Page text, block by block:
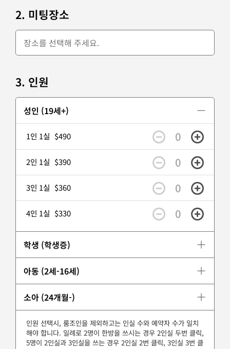
2. 미팅장소
3. 인원
성인 (19세+)
1인 1실 $490 0
2인 1실 $390 0
3인 1실 $360 0
4인 1실 $330 0
학생 (학생증)
아동 (2세-16세)
소아 (24개월-)
인원 선택시, 룸조인을 제외하고는 인실 수와 예약자 수가 일치
해야 합니다. 일례로 2명이 한방을 쓰시는 경우 2인실 두번 클릭,
5명이 2인실과 3인실을 쓰는 경우 2인실 2번 클릭, 3인실 3번 클